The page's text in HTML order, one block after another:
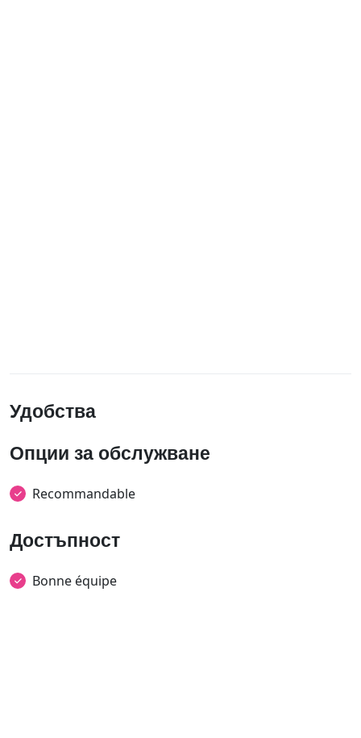
Удобства
Опции за обслужване
Recommandable
Достъпност
Bonne équipe